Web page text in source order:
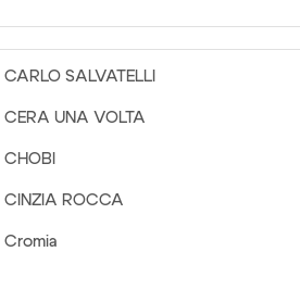
CARLO SALVATELLI
CERA UNA VOLTA
CHOBI
CINZIA ROCCA
Cromia